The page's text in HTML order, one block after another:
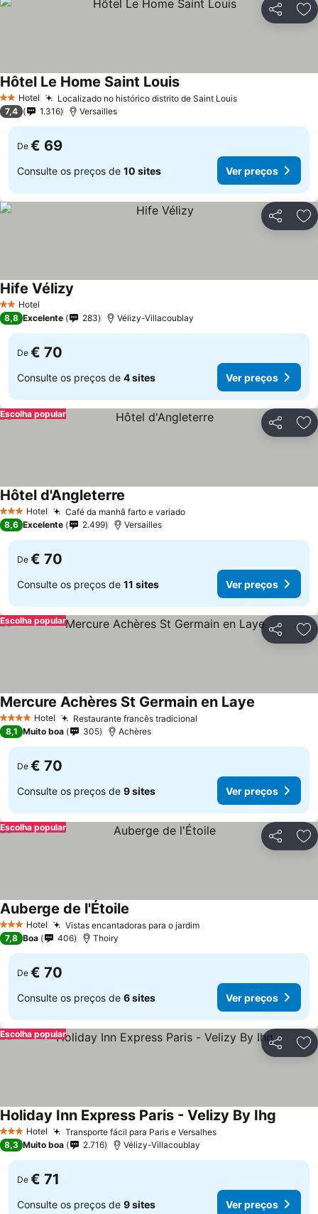
Partilhar
2 Estrelas
Hotel Localizado no histórico distrito de Saint LouisVer preços
Hôtel Le Home Saint LouisVer preços
7,4 1.316 Versailles
De € 69
Consulte os preços de 10 sites Ver preços
Partilhar
2 Estrelas
Hotel
Hife Vélizy
8,8 Excelente 283 Vélizy-Villacoublay
De € 70
Consulte os preços de 4 sites Ver preços
Partilhar
Escolha popular
3 EstrelasHotel Café da manhã farto e variadoVer preços
Hôtel d'Angleterre
8,6 Excelente 2.499 Versailles
De € 70
Consulte os preços de 11 sites Ver preços
Partilhar
Escolha popular
4 EstrelasHotel Restaurante francês tradicional
Mercure Achères St Germain en Laye
8,1 Muito boa 305 Achères
De € 70
Consulte os preços de 9 sites Ver preços
Partilhar
Escolha popular
3 EstrelasHotel Vistas encantadoras para o jardimVer preços
Auberge de l'Étoile
7,8 Boa 406 Thoiry
De € 70
Consulte os preços de 6 sites Ver preços
Partilhar
Escolha popular
3 EstrelasHotel Transporte fácil para Paris e VersalhesVer preços
Holiday Inn Express Paris - Velizy By Ihg
8,3 Muito boa 2.716 Vélizy-Villacoublay
De € 71
Consulte os preços de 9 sites Ver preços